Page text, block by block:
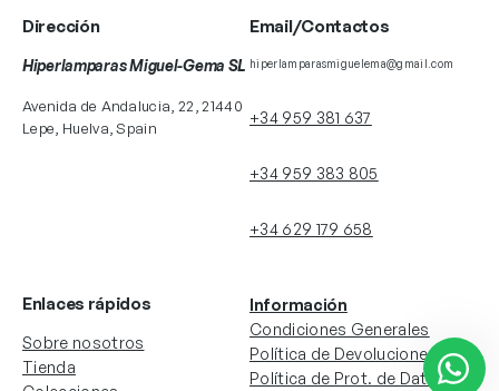
Dirección
Hiperlamparas Miguel-Gema SL
Avenida de Andalucia, 22, 21440
Lepe, Huelva, Spain
Email/Contactos
hiperlamparasmiguelema@gmail.com
+34 959 381 637
+34 959 383 805
+34 629 179 658
Enlaces rápidos
Sobre nosotros
Tienda
Información
Condiciones Generales
Política de Devoluciones
Política de Prot. de Datos